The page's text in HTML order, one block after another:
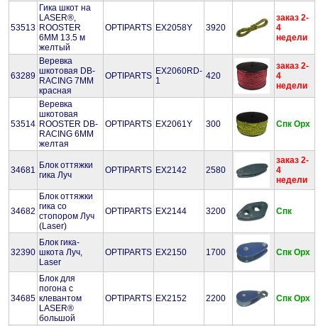
53513
Гика шкот на
LASER®,
ROOSTER
6MM 13.5 м
желтый
OPTIPARTS EX2058Y 3920
заказ 2-
4
недели
63289
Веревка
шкотовая DB-
RACING 7MM
красная
OPTIPARTS EX2060RD-
1
420
заказ 2-
4
недели
53514
Веревка
шкотовая
ROOSTER DB-
RACING 6MM
желтая
OPTIPARTS EX2061Y 300 Спк Орх
34681 Блок оттяжки
гика Луч
OPTIPARTS EX2142 2580
заказ 2-
4
недели
34682
Блок оттяжки
гика со
стопором Луч
(Laser)
OPTIPARTS EX2144 3200 Спк
32390
Блок гика-
шкота Луч,
Laser
OPTIPARTS EX2150 1700 Спк Орх
34685
Блок для
погона с
клевантом
LASER®
большой
OPTIPARTS EX2152 2200 Спк Орх